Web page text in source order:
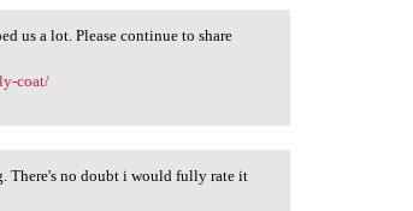
us a lot. Please continue to share
coat/
There's no doubt i would fully rate it